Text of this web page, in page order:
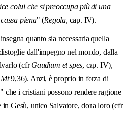
colui che si preoccupa più di una
piena" (Regola, cap. IV).
quanto sia necessaria quella
dall'impegno nel mondo, dalla
(cfrGaudium et spes, cap. IV),
Mt9,36). Anzi, è proprio in forza di
che i cristiani possono rendere ragione
in Gesù, unico Salvatore, dona loro (cfr